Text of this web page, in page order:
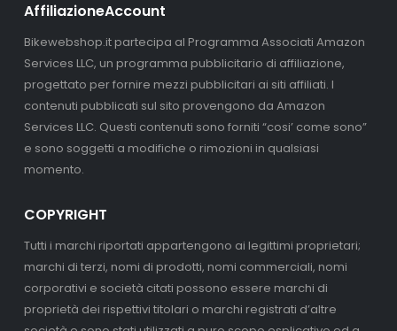
AffiliazioneAccount
Bikewebshop.it partecipa al Programma Associati Amazon
Services LLC, un programma pubblicitario di affiliazione,
progettato per fornire mezzi pubblicitari ai siti affiliati. I
contenuti pubblicati sul sito provengono da Amazon
Services LLC. Questi contenuti sono forniti “cosi’ come sono”
e sono soggetti a modifiche o rimozioni in qualsiasi
momento.
COPYRIGHT
Tutti i marchi riportati appartengono ai legittimi proprietari;
marchi di terzi, nomi di prodotti, nomi commerciali, nomi
corporativi e società citati possono essere marchi di
proprietà dei rispettivi titolari o marchi registrati d’altre